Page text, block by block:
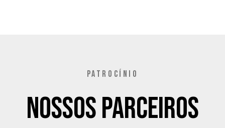
PATROCÍNIO
Nossos Parceiros